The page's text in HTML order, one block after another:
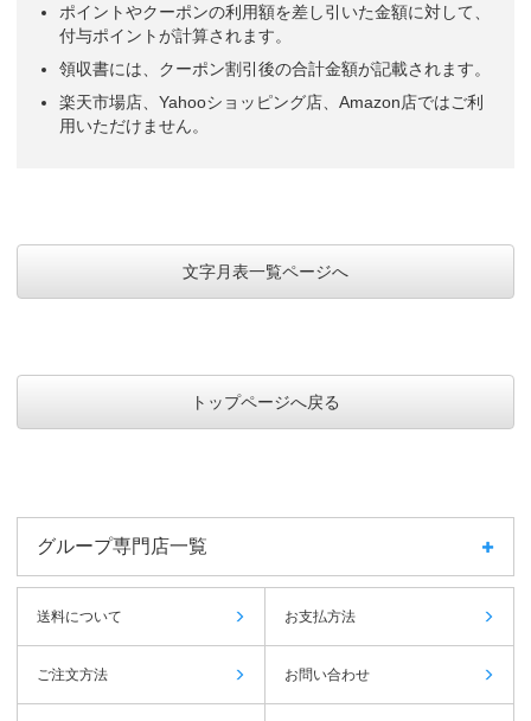
ポイントやクーポンの利用額を差し引いた金額に対して、
付与ポイントが計算されます。
領収書には、クーポン割引後の合計金額が記載されます。
楽天市場店、Yahooショッピング店、Amazon店ではご利
用いただけません。
文字月表一覧ページへ
トップページへ戻る
グループ専門店一覧
送料について お支払方法
ご注文方法 お問い合わせ